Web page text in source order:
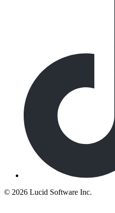
© 2026 Lucid Software Inc.